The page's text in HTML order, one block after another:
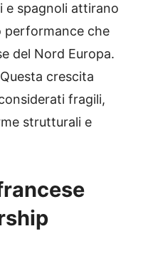
e spagnoli attirano
performance che
del Nord Europa.
crescita
fragili,
strutturali e